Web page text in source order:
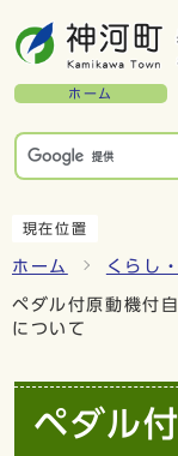
ホーム
現在位置
ホーム くらし
ペダル付原動機付
について
ペダル